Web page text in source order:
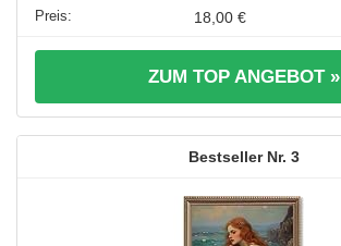
18,00 €
ZUM TOP ANGEBOT »
3